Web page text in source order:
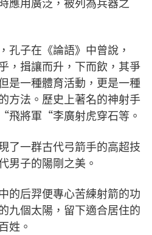
孔子在《論語》中曾說，
，揖讓而升，下而飲，其爭
是一種體育活動，更是一種
方法。歷史上著名的神射手
飛將軍“李廣射虎穿石等。
了一群古代弓箭手的高超技
男子的陽剛之美。
的后羿便專心苦練射箭的功
九個太陽，留下適合居住的
姓。